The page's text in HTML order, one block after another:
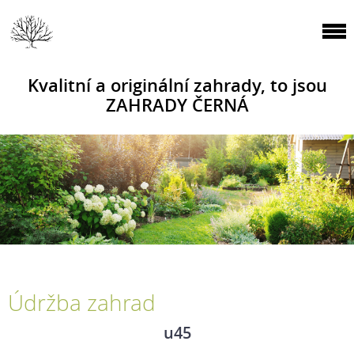
Kvalitní a originální zahrady, to jsou
ZAHRADY ČERNÁ
Údržba zahrad
u45